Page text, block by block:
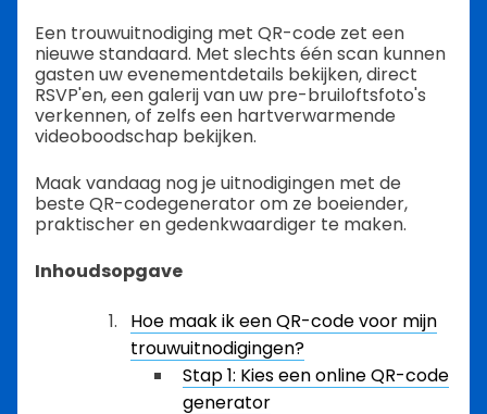
Een trouwuitnodiging met QR-code zet een
nieuwe standaard. Met slechts één scan kunnen
gasten uw evenementdetails bekijken, direct
RSVP'en, een galerij van uw pre-bruiloftsfoto's
verkennen, of zelfs een hartverwarmende
videoboodschap bekijken.
Maak vandaag nog je uitnodigingen met de
beste QR-codegenerator om ze boeiender,
praktischer en gedenkwaardiger te maken.
Inhoudsopgave
Hoe maak ik een QR-code voor mijn
trouwuitnodigingen?
Stap 1: Kies een online QR-code
generator